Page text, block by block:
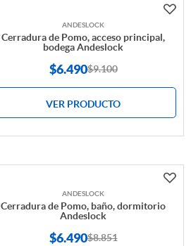
ANDESLOCK
Cerradura de Pomo, acceso principal,
bodega Andeslock
$6.490$9.100
VER PRODUCTO
ANDESLOCK
Cerradura de Pomo, baño, dormitorio
Andeslock
$6.490$8.851